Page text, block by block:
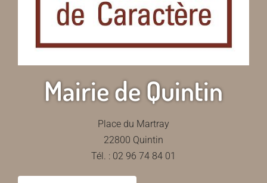
Mairie de Quintin
Place du Martray
22800 Quintin
Tél. : 02 96 74 84 01